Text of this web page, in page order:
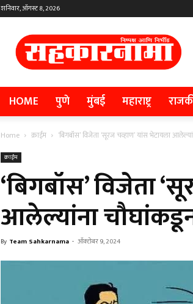
शनिवार, ऑगस्ट 8, 2026
HOME पुणे मुंबई महाराष्ट्र
Home क्राईम ‘बिगबॉस’ विजेता ‘सूरज चव्हाण’ यांस भेटायला
क्राईम
‘बिगबॉस’ विजेता
आलेल्यांना
By Team Sahkarnama - ऑक्टोबर 9, 2024